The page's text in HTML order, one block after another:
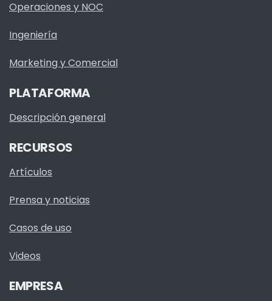
Operaciones y NOC
Ingeniería
Marketing y Comercial
PLATAFORMA
Descripción general
RECURSOS
Artículos
Prensa y noticias
Casos de uso
Videos
EMPRESA